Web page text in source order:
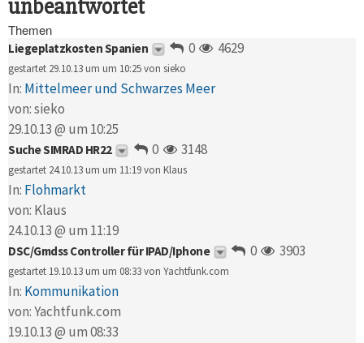
unbeantwortet
Themen
Liegeplatzkosten Spanien 0 4629
gestartet 29.10.13 um um 10:25 von sieko
In: Mittelmeer und Schwarzes Meer
von:sieko
29.10.13 @ um 10:25
Suche SIMRAD HR22 0 3148
gestartet 24.10.13 um um 11:19 von Klaus
In: Flohmarkt
von: Klaus
24.10.13 @ um 11:19
DSC/Gmdss Controller für IPAD/Iphone 0 3903
gestartet 19.10.13 um um 08:33 von Yachtfunk.com
In: Kommunikation
von:Yachtfunk.com
19.10.13 @ um 08:33